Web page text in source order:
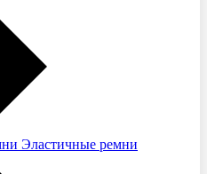
Эластичные ремни